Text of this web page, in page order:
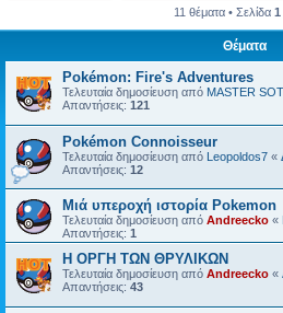
11 θέματα • Σελίδα 1
Θέματα
Pokémon: Fire's Adventures
Τελευταία δημοσίευση από MASTER SOT
Απαντήσεις: 121
Pokémon Connoisseur
Τελευταία δημοσίευση από Leopoldos7 «
Απαντήσεις: 12
Μιά υπεροχή ιστορία Pokemon
Τελευταία δημοσίευση από Andreecko «
Απαντήσεις: 1
Η ΟΡΓΗ ΤΩΝ ΘΡΥΛΙΚΩΝ
Τελευταία δημοσίευση από Andreecko «
Απαντήσεις: 43